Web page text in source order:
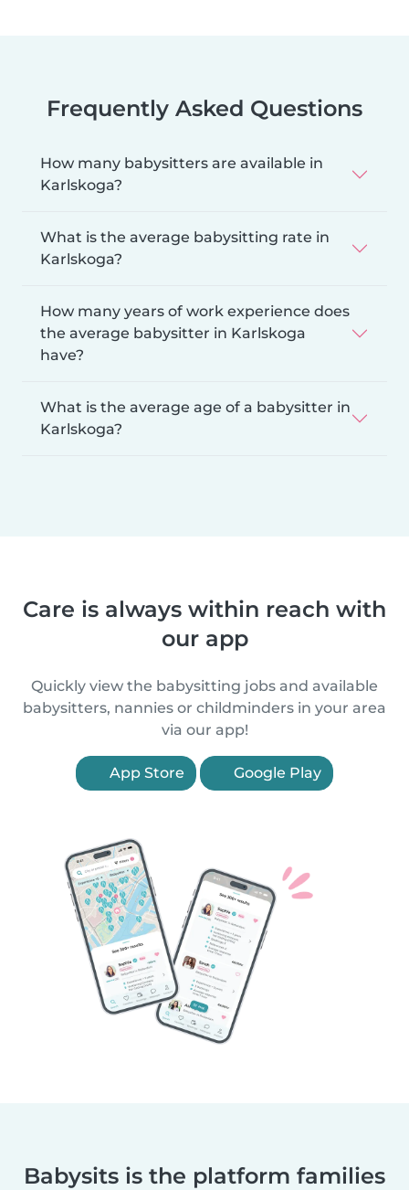
Frequently Asked Questions
How many babysitters are available in
Karlskoga?
What is the average babysitting rate in
Karlskoga?
How many years of work experience does
the average babysitter in Karlskoga
have?
What is the average age of a babysitter in
Karlskoga?
Care is always within reach with
our app
Quickly view the babysitting jobs and available
babysitters, nannies or childminders in your area
via our app!
App Store Google Play
Babysits is the platform families